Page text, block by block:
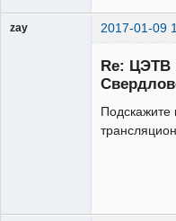
zay 2017-01-09
Re: ЦЭТВ
Подскажите